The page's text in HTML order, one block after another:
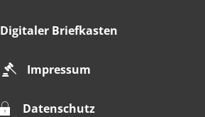
Digitaler Briefkasten
Impressum
Datenschutz